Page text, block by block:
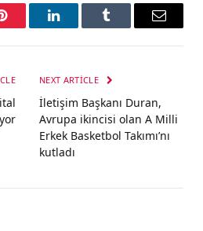
Pinterest LinkedInTumblr Email
NEXT ARTICLE
İletişim Başkanı Duran,
Avrupa ikincisi olan A Milli
Erkek Basketbol Takımı’nı
kutladı